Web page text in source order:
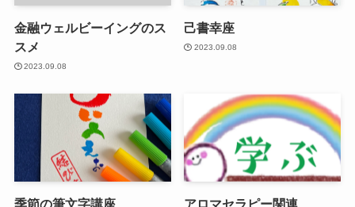
金融ウェルビーイングのス
スメ
2023.09.08
己書幸座
2023.09.08
季節の筆文字講座 アロマセラピー関連